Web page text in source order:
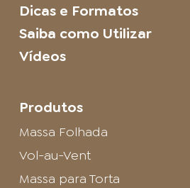
Dicas e Formatos
Saiba como Utilizar
Vídeos
Produtos
Massa Folhada
Vol-au-Vent
Massa para Torta